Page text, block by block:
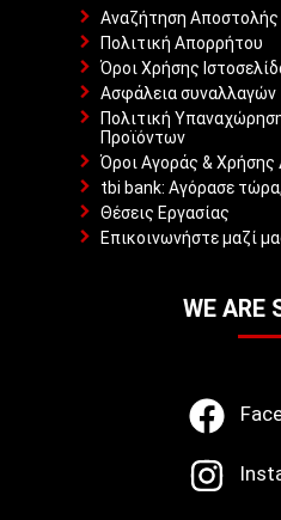
Αναζήτηση Αποστολής
Πολιτική Απορρήτου
Όροι Χρήσης
Ασφάλεια συναλλαγών
Πολιτική
Προϊόντων
Όροι Αγοράς &
tbi bank: Αγόρασε
Θέσεις Εργασίας
Επικοινωνήστε μαζί
WE ARE